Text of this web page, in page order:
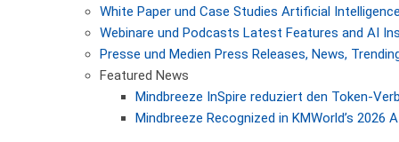
White Paper und Case Studies Artificial
Webinare und Podcasts Latest Features and AI
Presse und Medien Press Releases, News,
Featured News
Mindbreeze InSpire reduziert den Token-
Mindbreeze Recognized in KMWorld’s